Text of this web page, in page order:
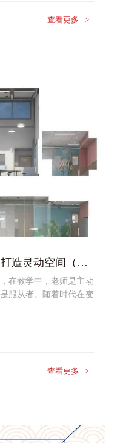
查看更多 >
教育家具赋能不同教室，打造灵动空间（上）
在教学中，老师是主动
服从者。随着时代在变
查看更多 >